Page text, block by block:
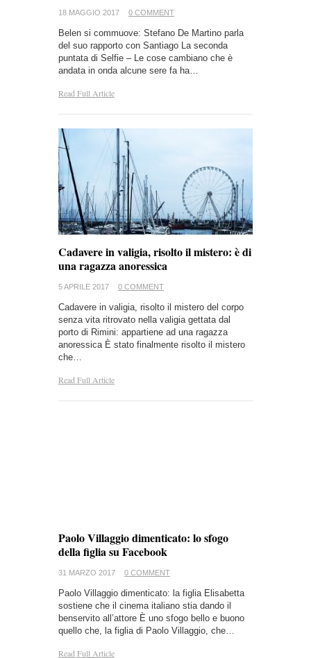
18 MAGGIO 2017 0 COMMENT
Belen si commuove: Stefano De Martino parla
del suo rapporto con Santiago La seconda
puntata di Selfie – Le cose cambiano che è
andata in onda alcune sere fa ha…
Read Full Article
Cadavere in valigia, risolto il mistero: è di
una ragazza anoressica
5 APRILE 2017 0 COMMENT
Cadavere in valigia, risolto il mistero del corpo
senza vita ritrovato nella valigia gettata dal
porto di Rimini: appartiene ad una ragazza
anoressica È stato finalmente risolto il mistero
che…
Read Full Article
Paolo Villaggio dimenticato: lo sfogo
della figlia su Facebook
31 MARZO 2017 0 COMMENT
Paolo Villaggio dimenticato: la figlia Elisabetta
sostiene che il cinema italiano stia dando il
benservito all’attore È uno sfogo bello e buono
quello che, la figlia di Paolo Villaggio, che…
Read Full Article